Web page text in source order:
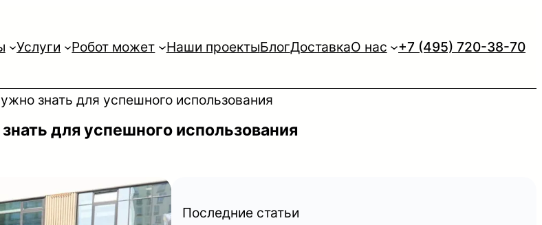
Услуги Робот может Наши проектыБлогДоставкаО нас +7 (495) 720-38-70
знать для успешного использования
для успешного использования
Последние статьи